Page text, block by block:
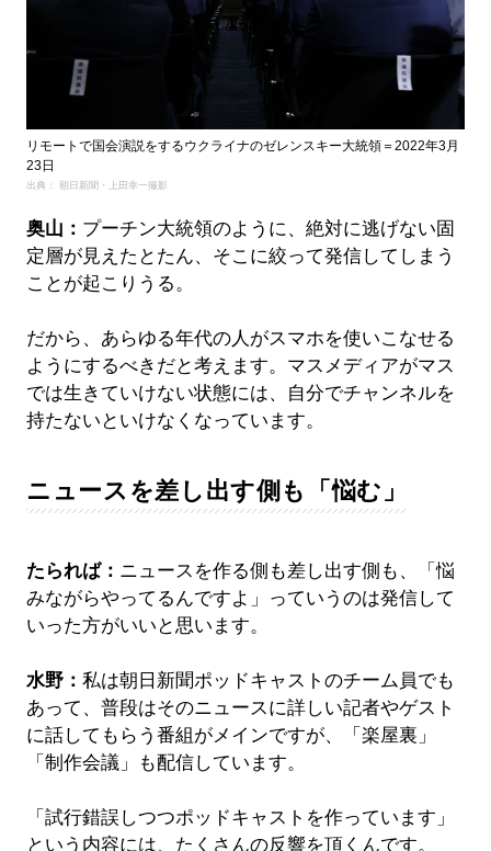
リモートで国会演説をするウクライナのゼレンスキー大統領＝2022年3月
23日
出典： 朝日新聞・上田幸一撮影
奥山： プーチン大統領のように、絶対に逃げない固
定層が見えたとたん、そこに絞って発信してしまう
ことが起こりうる。
だから、あらゆる年代の人がスマホを使いこなせる
ようにするべきだと考えます。マスメディアがマス
では生きていけない状態には、自分でチャンネルを
持たないといけなくなっています。
ニュースを差し出す側も「悩む」
たられば： ニュースを作る側も差し出す側も、「悩
みながらやってるんですよ」っていうのは発信して
いった方がいいと思います。
水野： 私は朝日新聞ポッドキャストのチーム員でも
あって、普段はそのニュースに詳しい記者やゲスト
に話してもらう番組がメインですが、「楽屋裏」
「制作会議」も配信しています。
「試行錯誤しつつポッドキャストを作っています」
という内容には、たくさんの反響を頂くんです。